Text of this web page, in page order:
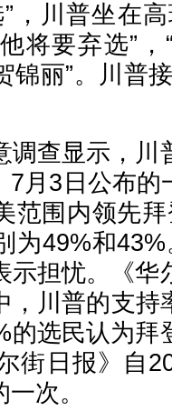
，川普坐在
将要弃选”
锦丽”。川普
调查显示，
7月3日公布的
范围内领先
为49%和
示担忧。《华
，川普的支持
的选民认为拜
街日报》自
次。